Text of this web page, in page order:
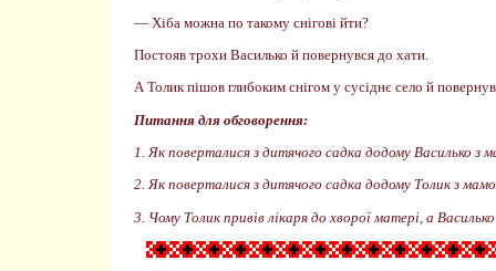
— Хіба можна по такому снігові йти?
Постояв трохи Василько й повернувся до хати.
А Толик пішов глибоким снігом у сусіднє село й
Питання для обговорення:
1. Як поверталися з дитячого садка додому Василько з
2. Як поверталися з дитячого садка додому Толик з
3. Чому Толик привів лікаря до хворої матері, а Василько